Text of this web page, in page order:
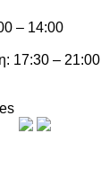
– 14:00
17:30 – 21:00